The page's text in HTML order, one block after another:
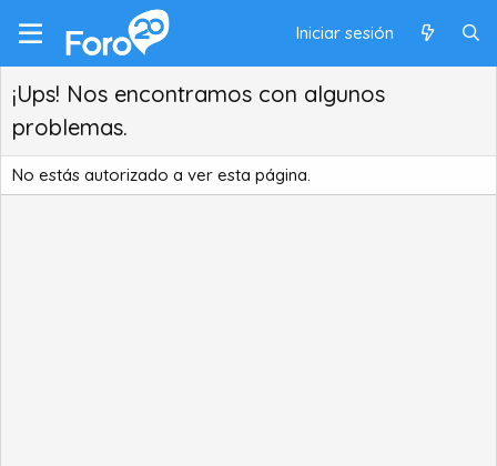
Iniciar sesión
¡Ups! Nos encontramos con algunos
problemas.
No estás autorizado a ver esta página.